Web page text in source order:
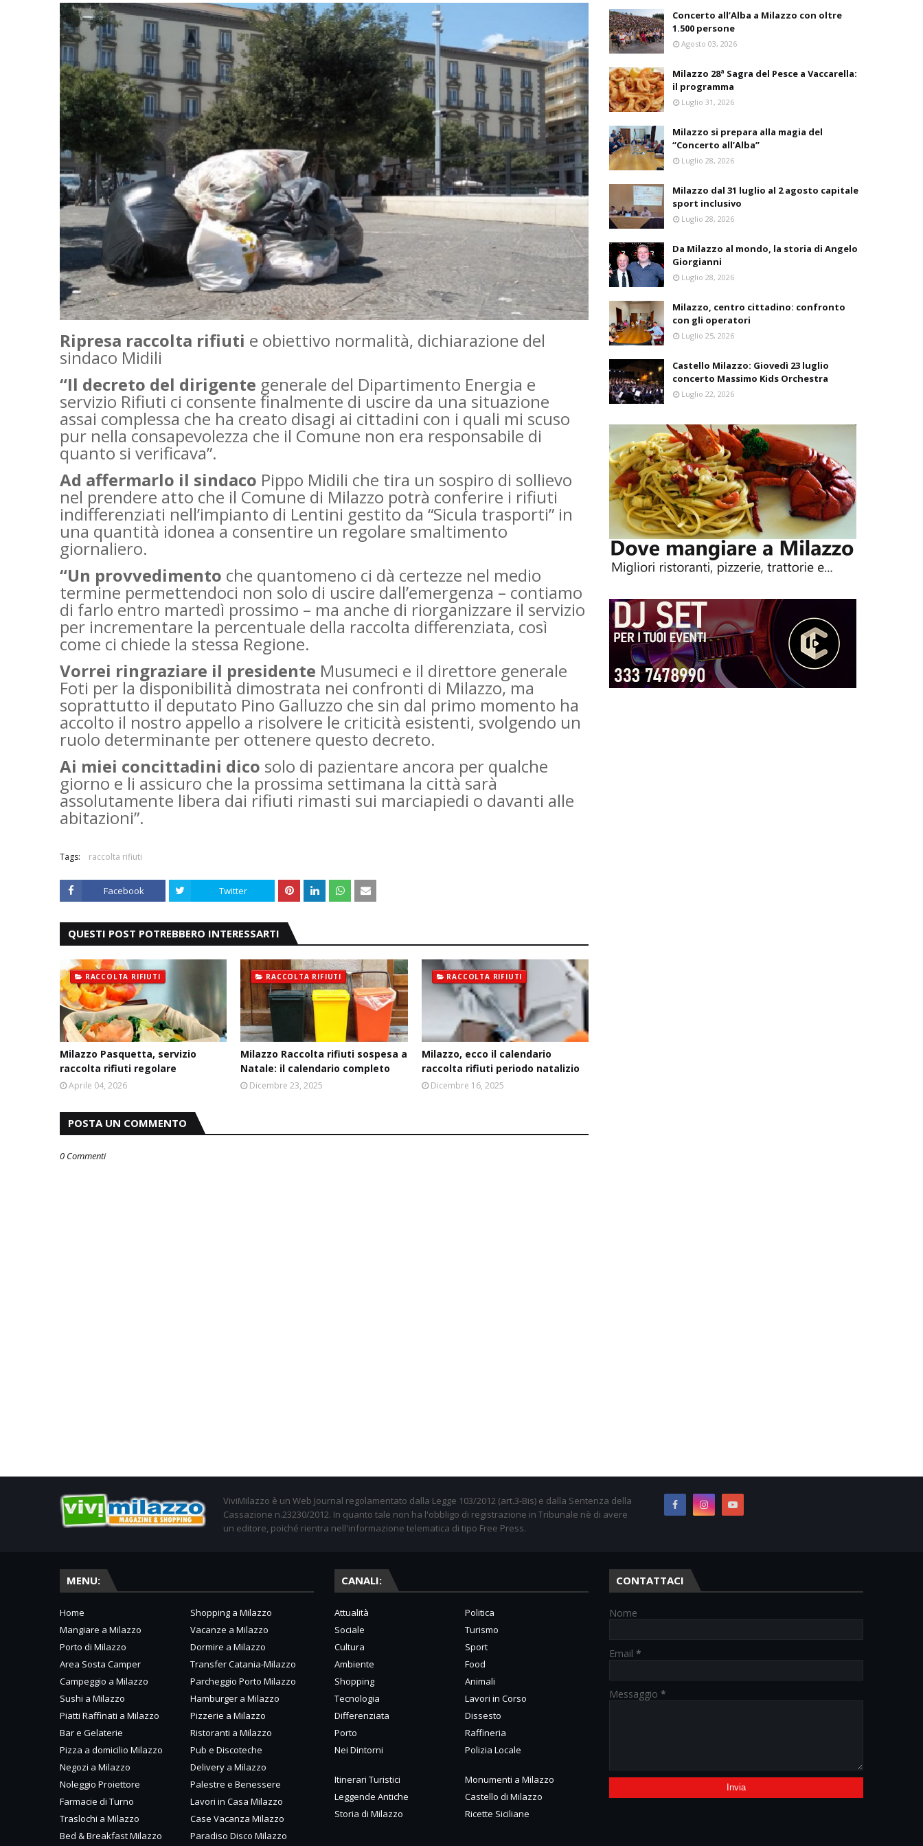
Ripresa raccolta rifiuti e obiettivo normalità, dichiarazione del
sindaco Midili
“Il decreto del dirigente generale del Dipartimento Energia e
servizio Rifiuti ci consente finalmente di uscire da una situazione
assai complessa che ha creato disagi ai cittadini con i quali mi scuso
pur nella consapevolezza che il Comune non era responsabile di
quanto si verificava”.
Ad affermarlo il sindaco Pippo Midili che tira un sospiro di sollievo
nel prendere atto che il Comune di Milazzo potrà conferire i rifiuti
indifferenziati nell’impianto di Lentini gestito da “Sicula trasporti” in
una quantità idonea a consentire un regolare smaltimento
giornaliero.
“Un provvedimento che quantomeno ci dà certezze nel medio
termine permettendoci non solo di uscire dall’emergenza – contiamo
di farlo entro martedì prossimo – ma anche di riorganizzare il servizio
per incrementare la percentuale della raccolta differenziata, così
come ci chiede la stessa Regione.
Vorrei ringraziare il presidente Musumeci e il direttore generale
Foti per la disponibilità dimostrata nei confronti di Milazzo, ma
soprattutto il deputato Pino Galluzzo che sin dal primo momento ha
accolto il nostro appello a risolvere le criticità esistenti, svolgendo un
ruolo determinante per ottenere questo decreto.
Ai miei concittadini dico solo di pazientare ancora per qualche
giorno e li assicuro che la prossima settimana la città sarà
assolutamente libera dai rifiuti rimasti sui marciapiedi o davanti alle
abitazioni”.
Tags: raccolta rifiuti
Facebook Twitter
QUESTI POST POTREBBERO INTERESSARTI
RACCOLTA RIFIUTI
Milazzo Pasquetta, servizio
raccolta rifiuti regolare
Aprile 04, 2026
RACCOLTA RIFIUTI
Milazzo Raccolta rifiuti sospesa a
Natale: il calendario completo
Dicembre 23, 2025
RACCOLTA RIFIUTI
Milazzo, ecco il calendario
raccolta rifiuti periodo natalizio
Dicembre 16, 2025
POSTA UN COMMENTO
0 Commenti
Concerto all’Alba a Milazzo con oltre
1.500 persone
Agosto 03, 2026
Milazzo 28ª Sagra del Pesce a Vaccarella:
il programma
Luglio 31, 2026
Milazzo si prepara alla magia del
“Concerto all’Alba”
Luglio 28, 2026
Milazzo dal 31 luglio al 2 agosto capitale
sport inclusivo
Luglio 28, 2026
Da Milazzo al mondo, la storia di Angelo
Giorgianni
Luglio 28, 2026
Milazzo, centro cittadino: confronto
con gli operatori
Luglio 25, 2026
Castello Milazzo: Giovedì 23 luglio
concerto Massimo Kids Orchestra
Luglio 22, 2026
ViviMilazzo è un Web Journal regolamentato dalla Legge 103/2012 (art.3-Bis) e dalla Sentenza della
Cassazione n.23230/2012. In quanto tale non ha l'obbligo di registrazione in Tribunale nè di avere
un editore, poiché rientra nell'informazione telematica di tipo Free Press.
MENU:
Home
Shopping a Milazzo
Mangiare a Milazzo
Vacanze a Milazzo
Porto di Milazzo
Dormire a Milazzo
Area Sosta Camper
Transfer Catania-Milazzo
Campeggio a Milazzo
Parcheggio Porto Milazzo
Sushi a Milazzo
Hamburger a Milazzo
Piatti Raffinati a Milazzo
Pizzerie a Milazzo
Bar e Gelaterie
Ristoranti a Milazzo
Pizza a domicilio Milazzo
Pub e Discoteche
Negozi a Milazzo
Delivery a Milazzo
Noleggio Proiettore
Palestre e Benessere
Farmacie di Turno
Lavori in Casa Milazzo
Traslochi a Milazzo
Case Vacanza Milazzo
Bed & Breakfast Milazzo
Paradiso Disco Milazzo
CANALI:
Attualità
Politica
Sociale
Turismo
Cultura
Sport
Ambiente
Food
Shopping
Animali
Tecnologia
Lavori in Corso
Differenziata
Dissesto
Porto
Raffineria
Nei Dintorni
Polizia Locale
Itinerari Turistici
Monumenti a Milazzo
Leggende Antiche
Castello di Milazzo
Storia di Milazzo
Ricette Siciliane
CONTATTACI
Nome
Email *
Messaggio *